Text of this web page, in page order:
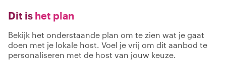
Dit is het plan
Bekijk het onderstaande plan om te zien wat je gaat
doen met je lokale host. Voel je vrij om dit aanbod te
personaliseren met de host van jouw keuze.